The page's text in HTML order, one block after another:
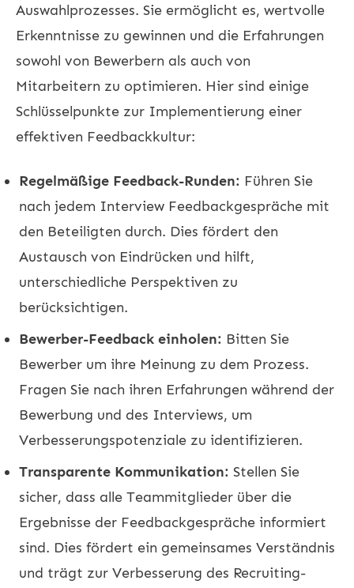
Auswahlprozesses. Sie ermöglicht es, wertvolle
Erkenntnisse zu gewinnen und die Erfahrungen
sowohl von Bewerbern als auch von
Mitarbeitern zu optimieren. Hier sind einige
Schlüsselpunkte zur Implementierung einer
effektiven Feedbackkultur:
Regelmäßige Feedback-Runden: Führen Sie
nach jedem Interview Feedbackgespräche mit
den Beteiligten durch. Dies fördert den
Austausch von Eindrücken und hilft,
unterschiedliche Perspektiven zu
berücksichtigen.
Bewerber-Feedback einholen: Bitten Sie
Bewerber um ihre Meinung zu dem Prozess.
Fragen Sie nach ihren Erfahrungen während der
Bewerbung und des Interviews, um
Verbesserungspotenziale zu identifizieren.
Transparente Kommunikation: Stellen Sie
sicher, dass alle Teammitglieder über die
Ergebnisse der Feedbackgespräche informiert
sind. Dies fördert ein gemeinsames Verständnis
und trägt zur Verbesserung des Recruiting-